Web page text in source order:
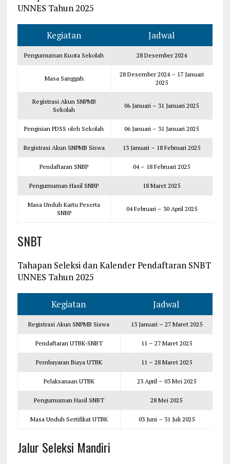
UNNES Tahun 2025
Kegiatan Jadwal
Pengumuman Kuota Sekolah 28 Desember 2024
Masa Sanggah
28 Desember 2024 – 17 Januari
2025
Registrasi Akun SNPMB
Sekolah
06 Januari – 31 Januari 2025
Pengisian PDSS oleh Sekolah 06 Januari – 31 Januari 2025
Registrasi Akun SNPMB Siswa 13 Januari – 18 Februari 2025
Pendaftaran SNBP 04 – 18 Februari 2025
Pengumuman Hasil SNBP 18 Maret 2025
Masa Unduh Kartu Peserta
SNBP
04 Februari – 30 April 2025
SNBT
Tahapan Seleksi dan Kalender Pendaftaran SNBT
UNNES Tahun 2025
Kegiatan Jadwal
Registrasi Akun SNPMB Siswa 13 Januari – 27 Maret 2025
Pendaftaran UTBK-SNBT 11 – 27 Maret 2025
Pembayaran Biaya UTBK 11 – 28 Maret 2025
Pelaksanaan UTBK 23 April – 03 Mei 2025
Pengumuman Hasil SNBT 28 Mei 2025
Masa Unduh Sertifikat UTBK 03 Juni – 31 Juli 2025
Jalur Seleksi Mandiri